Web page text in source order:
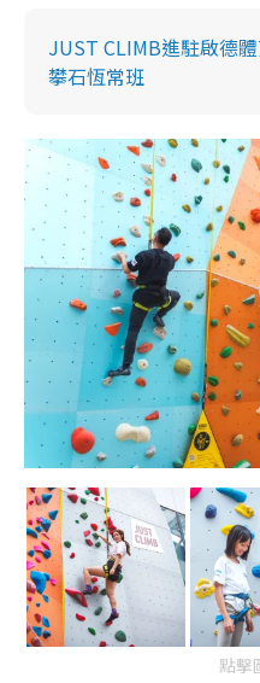
JUST CLIMB進駐啟德
攀石恆常班
點擊